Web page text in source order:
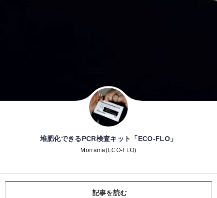
堆肥化できるPCR検査キット「ECO-FLO」
Morrama(ECO-FLO)
記事を読む